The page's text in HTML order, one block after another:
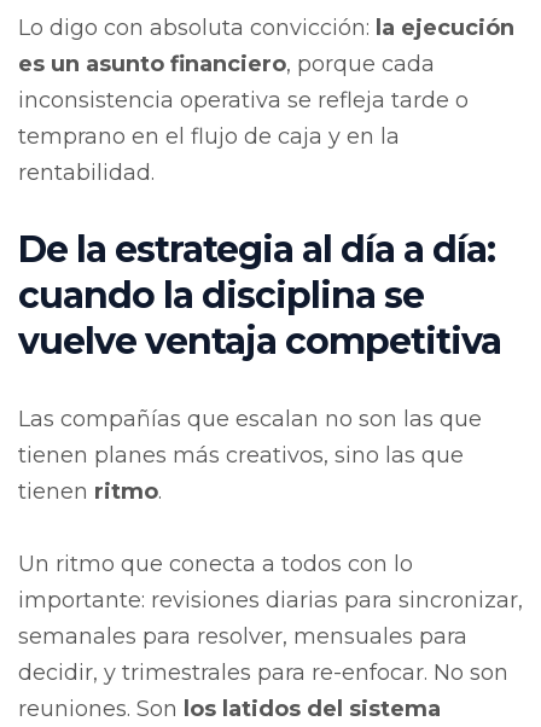
Lo digo con absoluta convicción: la ejecución
es un asunto financiero, porque cada
inconsistencia operativa se refleja tarde o
temprano en el flujo de caja y en la
rentabilidad.
De la estrategia al día a día:
cuando la disciplina se
vuelve ventaja competitiva
Las compañías que escalan no son las que
tienen planes más creativos, sino las que
tienen ritmo.
Un ritmo que conecta a todos con lo
importante: revisiones diarias para sincronizar,
semanales para resolver, mensuales para
decidir, y trimestrales para re-enfocar. No son
reuniones. Son los latidos del sistema